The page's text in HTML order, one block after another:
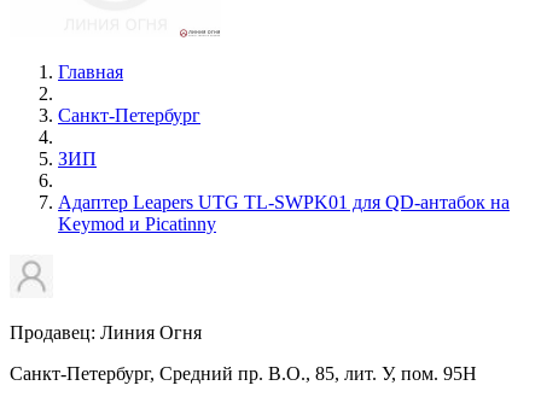
Главная
Санкт-Петербург
ЗИП
Адаптер Leapers UTG TL-SWPK01 для QD-антабок на
Keymod и Picatinny
Продавец: Линия Огня
Санкт-Петербург, Средний пр. В.О., 85, лит. У, пом. 95Н